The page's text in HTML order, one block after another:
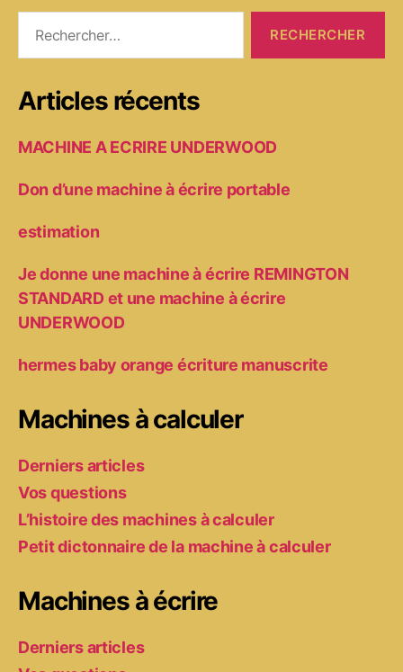
Articles récents
MACHINE A ECRIRE UNDERWOOD
Don d’une machine à écrire portable
estimation
Je donne une machine à écrire REMINGTON
STANDARD et une machine à écrire
UNDERWOOD
hermes baby orange écriture manuscrite
Machines à calculer
Derniers articles
Vos questions
L’histoire des machines à calculer
Petit dictonnaire de la machine à calculer
Machines à écrire
Derniers articles